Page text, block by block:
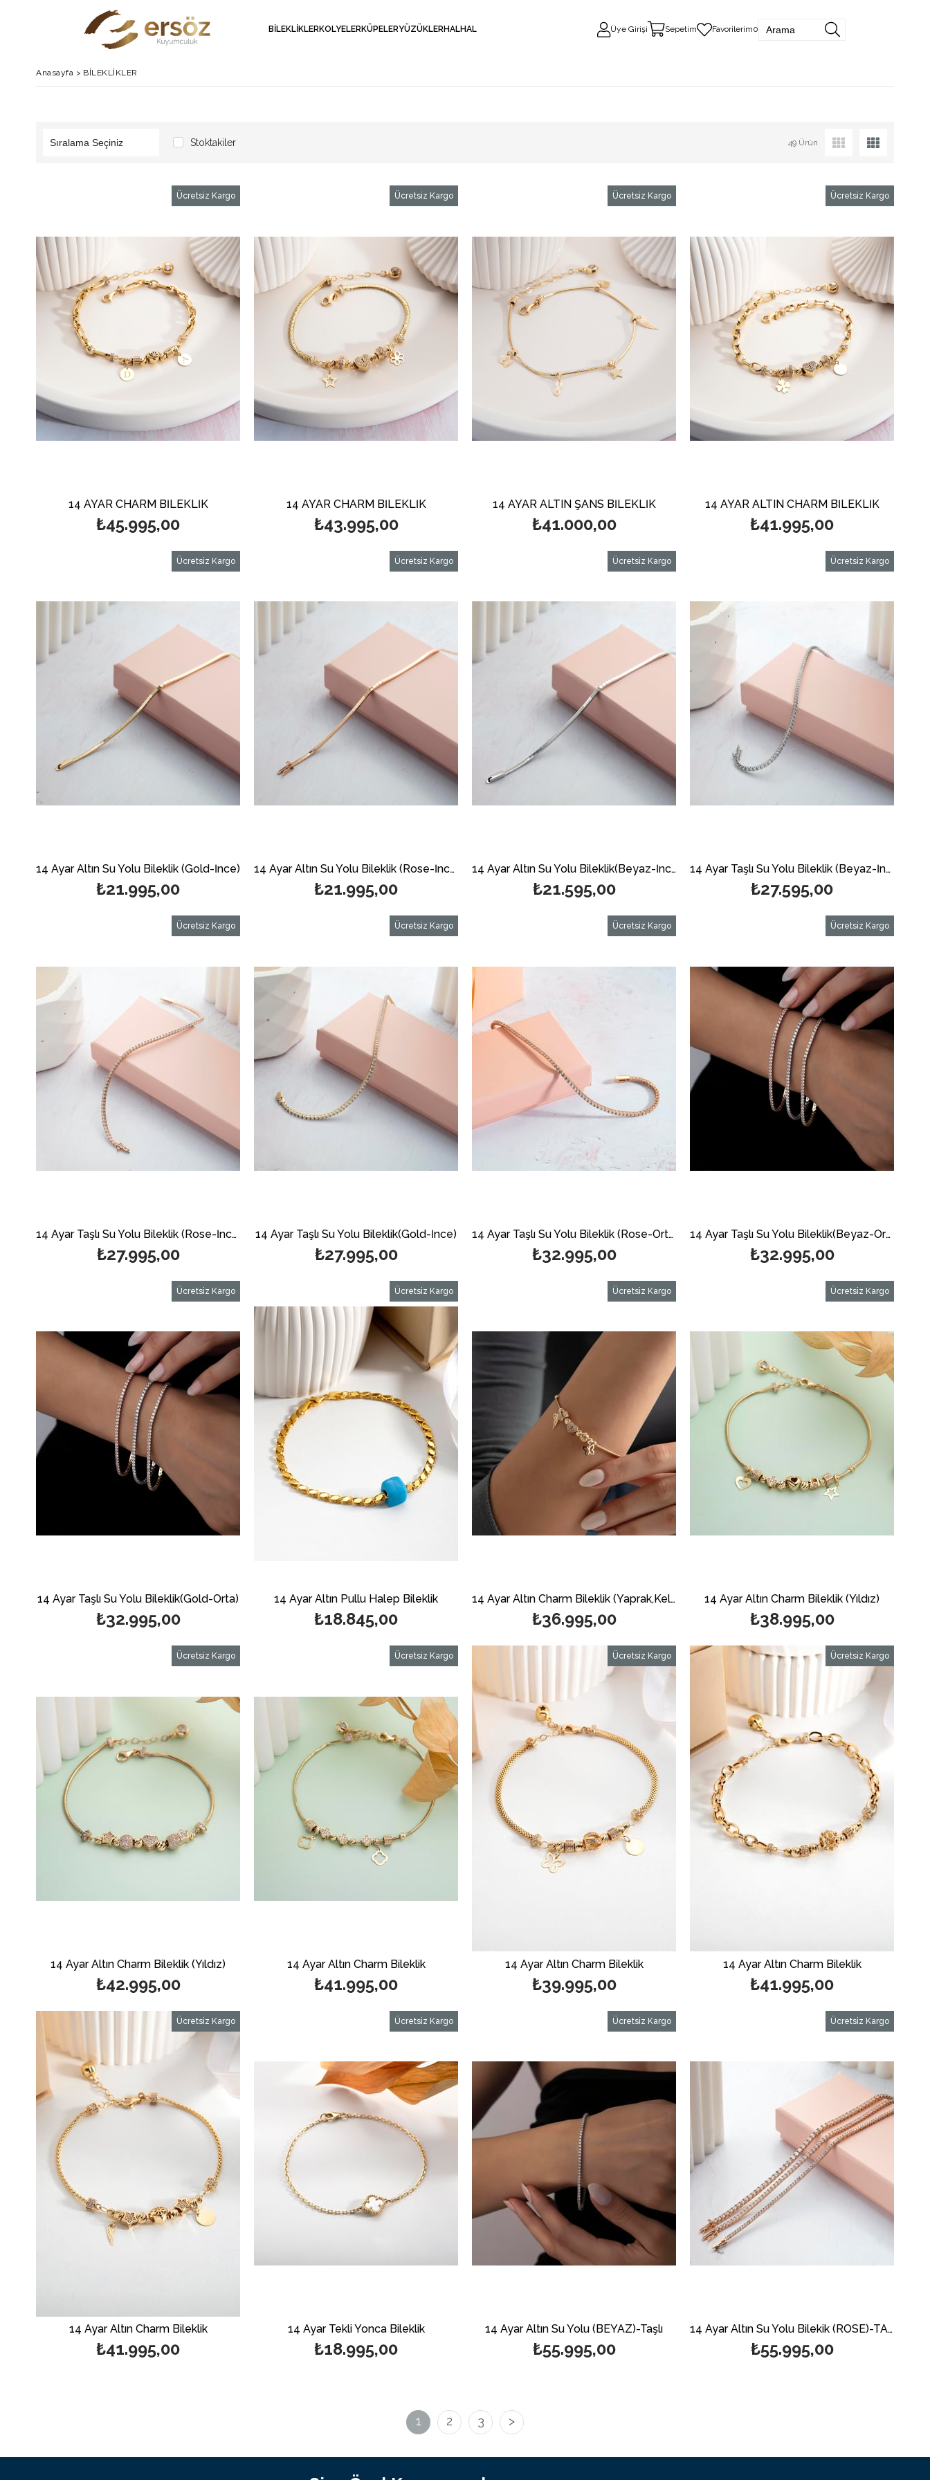
BİLEKLİKLERKOLYELERKÜPELERYÜZÜKLERHALHAL Üye Girişi Sepetim Favorilerim0
Anasayfa > BİLEKLİKLER
Stoktakiler 49 Ürün
14 AYAR CHARM BİLEKLİK
₺45.995,00
Ücretsiz Kargo
14 AYAR CHARM BİLEKLİK
₺43.995,00
Ücretsiz Kargo
14 AYAR ALTIN ŞANS BİLEKLİK
₺41.000,00
Ücretsiz Kargo
14 AYAR ALTIN CHARM BİLEKLİK
₺41.995,00
Ücretsiz Kargo
14 Ayar Altın Su Yolu Bileklik (Gold-İnce)
₺21.995,00
Ücretsiz Kargo
14 Ayar Altın Su Yolu Bileklik (Rose-İnce)
₺21.995,00
Ücretsiz Kargo
14 Ayar Altın Su Yolu Bileklik(Beyaz-İnce)
₺21.595,00
Ücretsiz Kargo
14 Ayar Taşlı Su Yolu Bileklik (Beyaz-İnce)
₺27.595,00
Ücretsiz Kargo
14 Ayar Taşlı Su Yolu Bileklik (Rose-İnce)
₺27.995,00
Ücretsiz Kargo
14 Ayar Taşlı Su Yolu Bileklik(Gold-İnce)
₺27.995,00
Ücretsiz Kargo
14 Ayar Taşlı Su Yolu Bileklik (Rose-Orta)
₺32.995,00
Ücretsiz Kargo
14 Ayar Taşlı Su Yolu Bileklik(Beyaz-Orta)
₺32.995,00
Ücretsiz Kargo
14 Ayar Taşlı Su Yolu Bileklik(Gold-Orta)
₺32.995,00
Ücretsiz Kargo
14 Ayar Altın Pullu Halep Bileklik
₺18.845,00
Ücretsiz Kargo
14 Ayar Altın Charm Bileklik (Yaprak,Kelebek Figürlü)
₺36.995,00
Ücretsiz Kargo
14 Ayar Altın Charm Bileklik (Yıldız)
₺38.995,00
Ücretsiz Kargo
14 Ayar Altın Charm Bileklik (Yıldız)
₺42.995,00
Ücretsiz Kargo
14 Ayar Altın Charm Bileklik
₺41.995,00
Ücretsiz Kargo
14 Ayar Altın Charm Bileklik
₺39.995,00
Ücretsiz Kargo
14 Ayar Altın Charm Bileklik
₺41.995,00
Ücretsiz Kargo
14 Ayar Altın Charm Bileklik
₺41.995,00
Ücretsiz Kargo
14 Ayar Tekli Yonca Bileklik
₺18.995,00
Ücretsiz Kargo
14 Ayar Altın Su Yolu (BEYAZ)-Taşlı
₺55.995,00
Ücretsiz Kargo
14 Ayar Altın Su Yolu Bilekik (ROSE)-TAŞLI
₺55.995,00
Ücretsiz Kargo
1 2 3 >